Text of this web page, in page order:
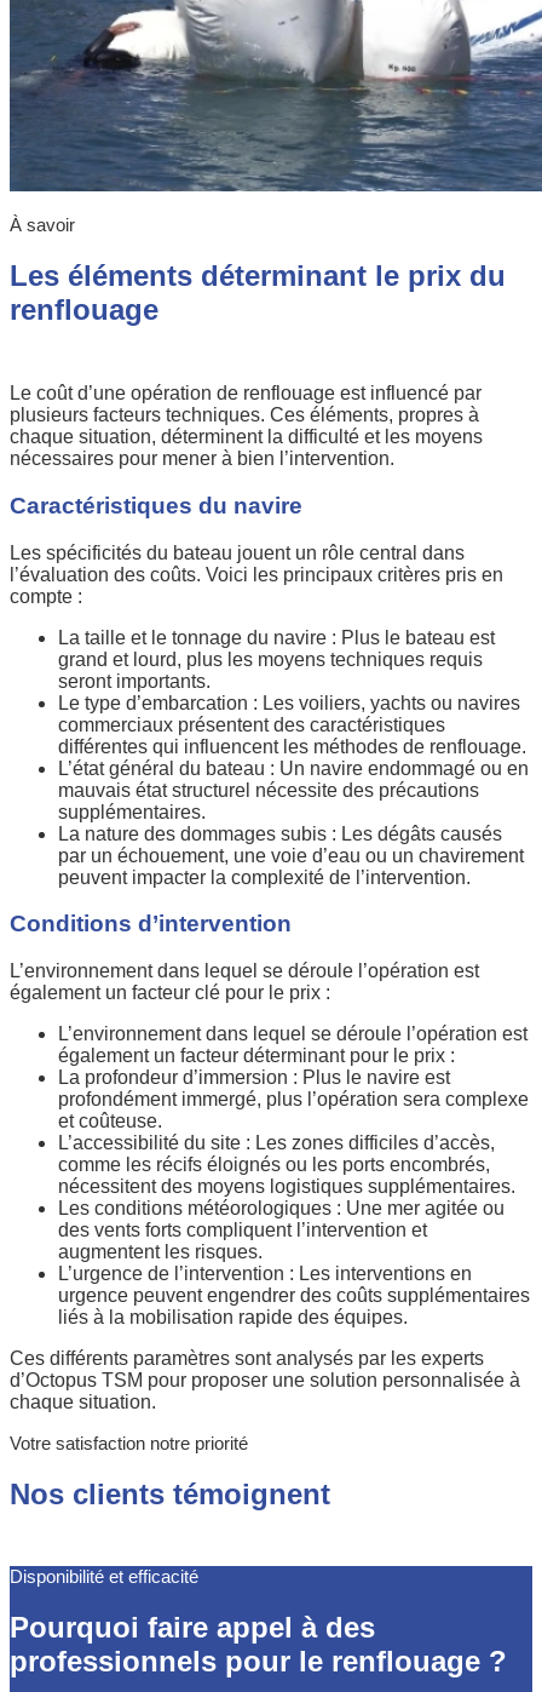
À savoir
Les éléments déterminant le prix du
renflouage
Le coût d’une opération de renflouage est influencé par
plusieurs facteurs techniques. Ces éléments, propres à
chaque situation, déterminent la difficulté et les moyens
nécessaires pour mener à bien l’intervention.
Caractéristiques du navire
Les spécificités du bateau jouent un rôle central dans
l’évaluation des coûts. Voici les principaux critères pris en
compte :
La taille et le tonnage du navire : Plus le bateau est
grand et lourd, plus les moyens techniques requis
seront importants.
Le type d’embarcation : Les voiliers, yachts ou navires
commerciaux présentent des caractéristiques
différentes qui influencent les méthodes de renflouage.
L’état général du bateau : Un navire endommagé ou en
mauvais état structurel nécessite des précautions
supplémentaires.
La nature des dommages subis : Les dégâts causés
par un échouement, une voie d’eau ou un chavirement
peuvent impacter la complexité de l’intervention.
Conditions d’intervention
L’environnement dans lequel se déroule l’opération est
également un facteur clé pour le prix :
L’environnement dans lequel se déroule l’opération est
également un facteur déterminant pour le prix :
La profondeur d’immersion : Plus le navire est
profondément immergé, plus l’opération sera complexe
et coûteuse.
L’accessibilité du site : Les zones difficiles d’accès,
comme les récifs éloignés ou les ports encombrés,
nécessitent des moyens logistiques supplémentaires.
Les conditions météorologiques : Une mer agitée ou
des vents forts compliquent l’intervention et
augmentent les risques.
L’urgence de l’intervention : Les interventions en
urgence peuvent engendrer des coûts supplémentaires
liés à la mobilisation rapide des équipes.
Ces différents paramètres sont analysés par les experts
d’Octopus TSM pour proposer une solution personnalisée à
chaque situation.
Votre satisfaction notre priorité
Nos clients témoignent
Disponibilité et efficacité
Pourquoi faire appel à des
professionnels pour le renflouage ?